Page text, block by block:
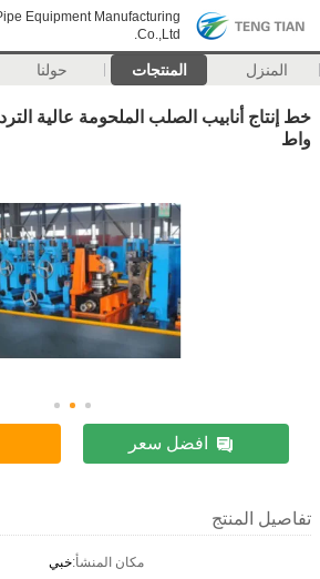
Equipment Manufacturing
Co.,Ltd.
المنزل المنتجات حولنا
واط
افضل سعر
تفاصيل المنتج
مكان المنشأ:خبي